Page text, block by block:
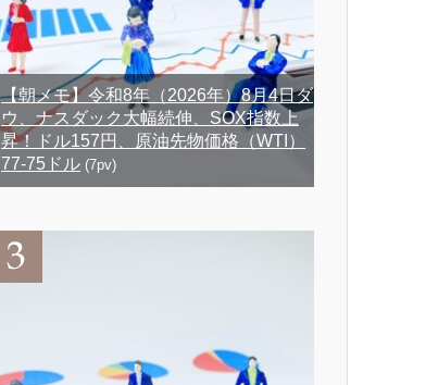
【朝メモ】令和8年（2026年）8月4日ダ
ウ、ナスダック大幅続伸、SOX指数上
昇！ドル157円、原油先物価格（WTI）
77-75ドル (7pv)